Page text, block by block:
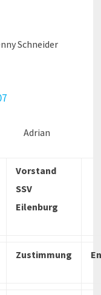
Schneider
Vorstand
SSV
Eilenburg
Zustimmung